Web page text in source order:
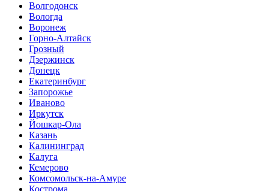
Волгодонск
Вологда
Воронеж
Горно-Алтайск
Грозный
Дзержинск
Донецк
Екатеринбург
Запорожье
Иваново
Иркутск
Йошкар-Ола
Казань
Калининград
Калуга
Кемерово
Комсомольск-на-Амуре
Кострома